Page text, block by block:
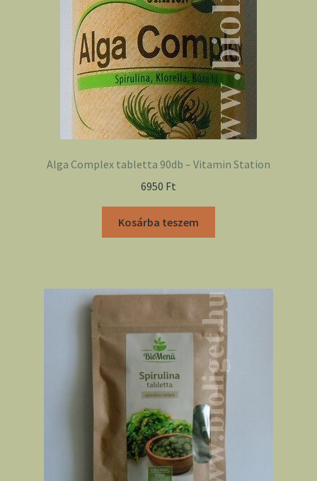
Alga Complex tabletta 90db – Vitamin Station
6950 Ft
Kosárba teszem